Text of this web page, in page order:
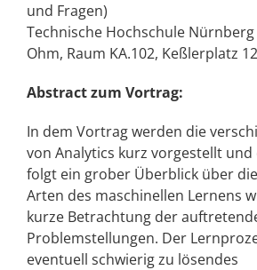
und Fragen)
Technische Hochschule
Ohm, Raum KA.102, Keßlerplatz
Abstract zum Vortrag:
In dem Vortrag werden die
von Analytics kurz vorgestellt und
folgt ein grober Überblick über
Arten des maschinellen Lernens
kurze Betrachtung der
Problemstellungen. Der
eventuell schwierig zu lösendes